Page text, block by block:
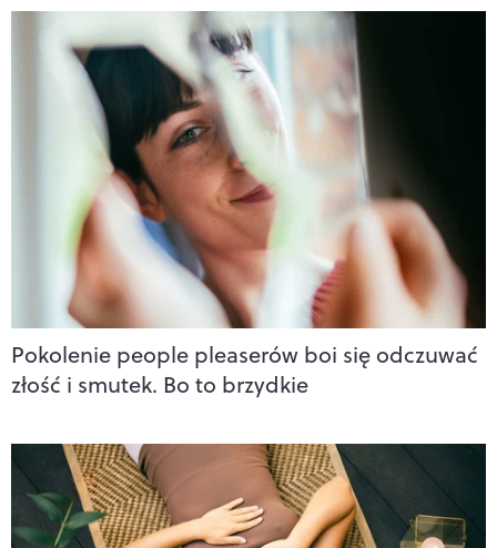
Pokolenie people pleaserów boi się odczuwać
złość i smutek. Bo to brzydkie